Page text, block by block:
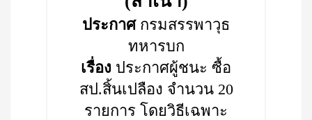
ประกาศกรมสรรพาวุธ
ทหารบก
เรื่อง ประกาศผู้ชนะ ซื้อ
สป.สิ้นเปลือง จำนวน 20
รายการ โดยวิธีเฉพาะ